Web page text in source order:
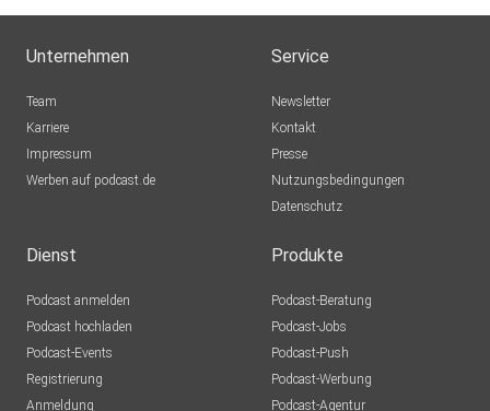
Unternehmen
Team
Karriere
Impressum
Werben auf podcast.de
Service
Newsletter
Kontakt
Presse
Nutzungsbedingungen
Datenschutz
Dienst
Podcast anmelden
Podcast hochladen
Podcast-Events
Registrierung
Anmeldung
Produkte
Podcast-Beratung
Podcast-Jobs
Podcast-Push
Podcast-Werbung
Podcast-Agentur